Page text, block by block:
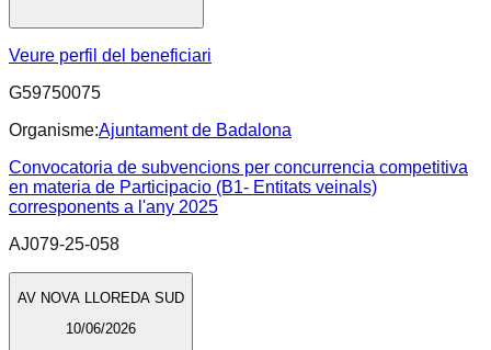
Veure perfil del beneficiari
G59750075
Organisme:Ajuntament de Badalona
Convocatoria de subvencions per concurrencia competitiva
en materia de Participacio (B1- Entitats veinals)
corresponents a l'any 2025
AJ079-25-058
AV NOVA LLOREDA SUD
10/06/2026